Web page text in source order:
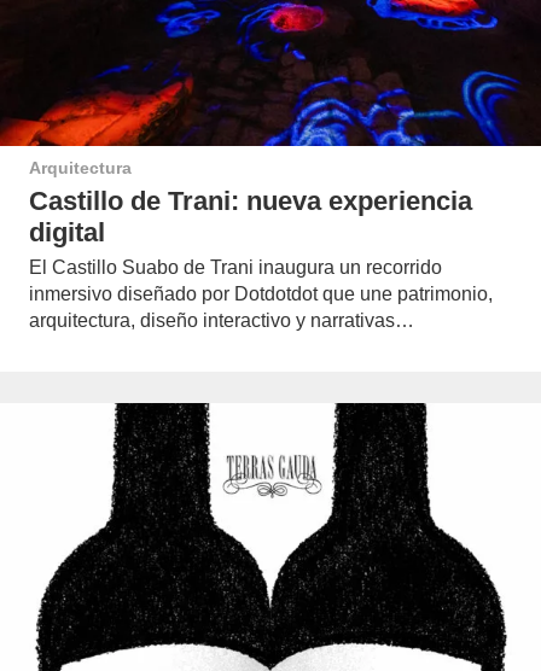
Arquitectura
Castillo de Trani: nueva experiencia
digital
El Castillo Suabo de Trani inaugura un recorrido
inmersivo diseñado por Dotdotdot que une patrimonio,
arquitectura, diseño interactivo y narrativas…